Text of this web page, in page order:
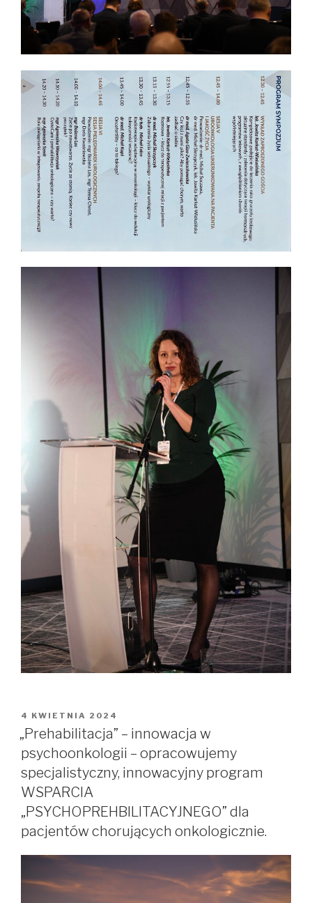
OPUBLIKOWANE
W
4 KWIETNIA 2024
„Prehabilitacja” – innowacja w
psychoonkologii – opracowujemy
specjalistyczny, innowacyjny program
WSPARCIA
„PSYCHOPREHBILITACYJNEGO” dla
pacjentów chorujących onkologicznie.